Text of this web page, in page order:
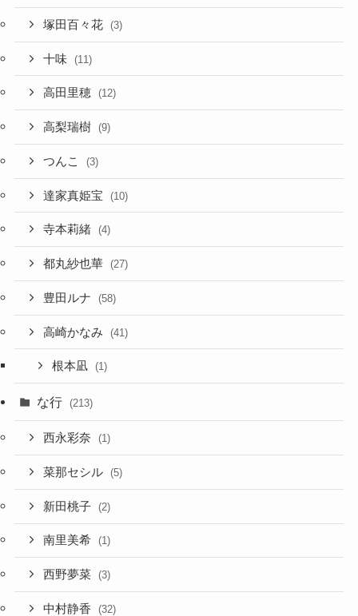
塚田百々花 (3)
十味 (11)
高田里穂 (12)
高梨瑞樹 (9)
つんこ (3)
達家真姫宝 (10)
寺本莉緒 (4)
都丸紗也華 (27)
豊田ルナ (58)
高崎かなみ (41)
根本凪 (1)
な行 (213)
西永彩奈 (1)
菜那セシル (5)
新田桃子 (2)
南里美希 (1)
西野夢菜 (3)
中村静香 (32)